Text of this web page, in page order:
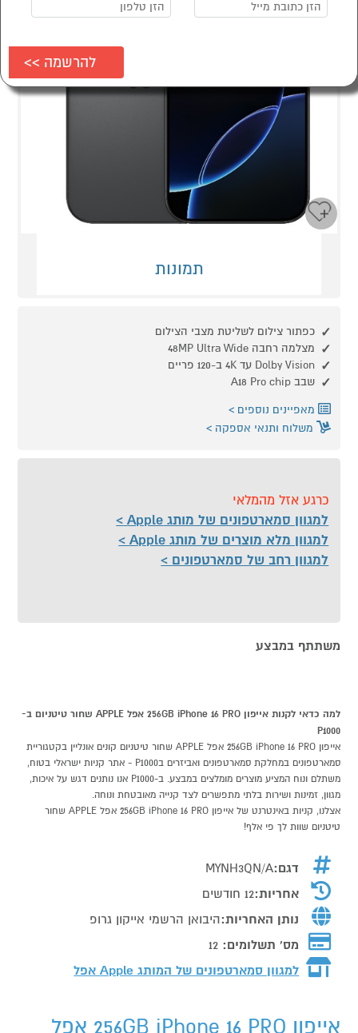
תמונות
כפתור צילום לשליטת מצבי הצילום
מצלמה רחבה 48MP Ultra Wide
Dolby Vision עד 4K ב-120 פריים
שבב A18 Pro chip
מאפיינים נוספים
משלוח ותנאי אספקה
כרגע אזל מהמלאי
למגוון סמארטפונים של מותג Apple
למגוון מלא מוצרים של מותג Apple
למגוון רחב של סמארטפונים
משתתף במבצע
למה כדאי לקנות אייפון 256GB iPhone 16 PRO אפל APPLE שחור טיטניום ב-
P1000
אייפון 256GB iPhone 16 PRO אפל APPLE שחור טיטניום קונים אונליין בקטגוריית
סמארטפונים במחלקת סמארטפונים ואביזרים בP1000 - אתר קניות ישראלי בטוח,
משתלם ונוח המציע מוצרים מומלצים במבצע. ב-P1000 אנו נותנים דגש על איכות,
מגוון, זמינות ושירות בלתי מתפשרים לצד קנייה מאובטחת ונוחה.
אצלנו, קניות באינטרנט של אייפון 256GB iPhone 16 PRO אפל APPLE שחור
טיטניום שוות לך פי אלף!
דגם:MYNH3QN/A
אחריות:12 חודשים
נותן האחריות:היבואן הרשמי אייקון גרופ
מס' תשלומים: 12
למגוון סמארטפונים של המותג Apple אפל
אייפון 256GB iPhone 16 PRO אפל